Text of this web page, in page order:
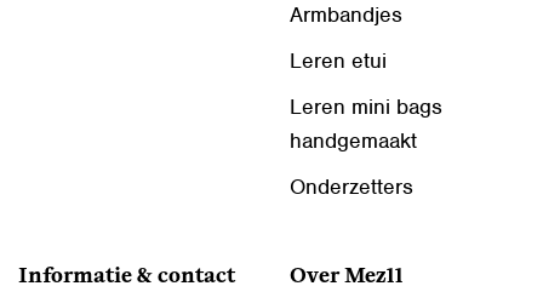
Armbandjes
Leren etui
Leren mini bags
handgemaakt
Onderzetters
Informatie & contact Over Mez11